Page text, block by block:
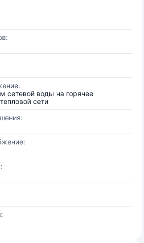
сетевой воды на горячее
сети